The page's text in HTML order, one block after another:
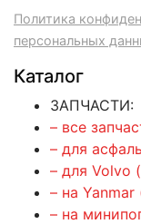
Политика
персональных
Каталог
ЗАПЧАСТИ:
– все
– для
– для Volvo
– на
– на